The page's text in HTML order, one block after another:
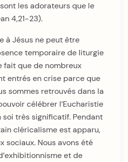
les adorateurs que le
4,21-23).
à Jésus ne peut être
temporaire de liturgie
fait que de nombreux
entrés en crise parce que
sommes retrouvés dans la
célébrer l’Eucharistie
très significatif. Pendant
cléricalisme est apparu,
sociaux. Nous avons été
et de